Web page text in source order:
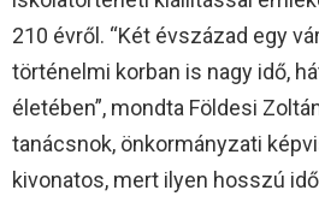
210 évről. “Két évszázad egy
történelmi korban is nagy idő,
életében”, mondta Földesi
tanácsnok, önkormányzati
kivonatos, mert ilyen hosszú